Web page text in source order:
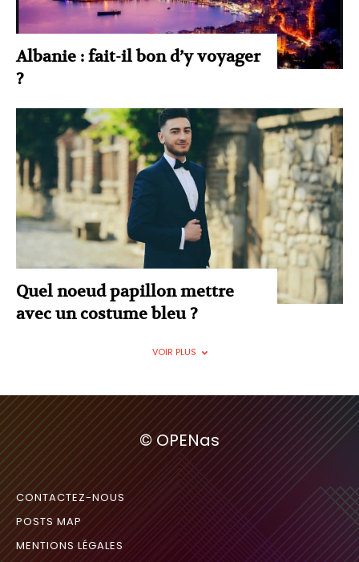
Albanie : fait-il bon d’y voyager
?
Quel noeud papillon mettre
avec un costume bleu ?
VOIR PLUS
© OPENas
CONTACTEZ-NOUS
POSTS MAP
MENTIONS LÉGALES